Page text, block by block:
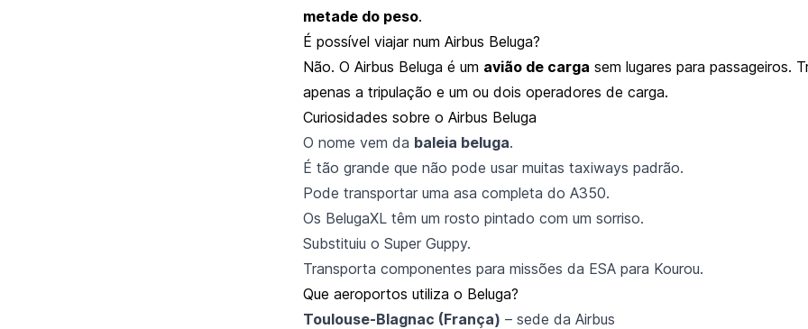
metade do peso.
É possível viajar num Airbus Beluga?
Não. O Airbus Beluga é um avião de carga sem lugares para passageiros.
apenas a tripulação e um ou dois operadores de carga.
Curiosidades sobre o Airbus Beluga
O nome vem da baleia beluga.
É tão grande que não pode usar muitas taxiways padrão.
Pode transportar uma asa completa do A350.
Os BelugaXL têm um rosto pintado com um sorriso.
Substituiu o Super Guppy.
Transporta componentes para missões da ESA para Kourou.
Que aeroportos utiliza o Beluga?
Toulouse-Blagnac (França) – sede da Airbus